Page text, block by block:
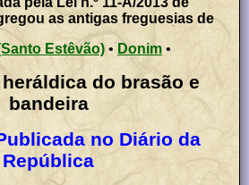
as antigas freguesias de
(Santo Estêvão) • Donim •
do brasão e
bandeira
no Diário da
República